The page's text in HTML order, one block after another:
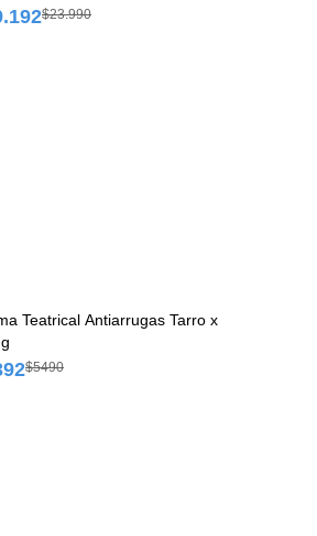
$23.990
Teatrical Antiarrugas Tarro x
$5490